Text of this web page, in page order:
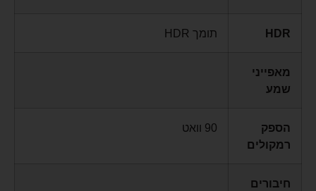
HDR תומך HDR
מאפייני
שמע
הספק
רמקולים
90 וואט
חיבורים